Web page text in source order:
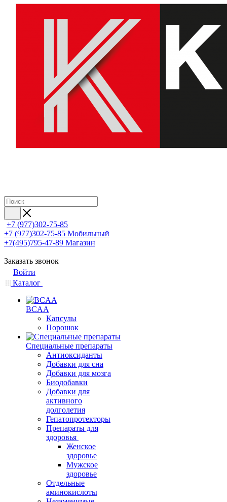
+7 (977)302-75-85
+7 (977)302-75-85 Мобильный
+7(495)795-47-89 Магазин
Заказать звонок
Войти
Каталог
BCAA
Капсулы
Порошок
Cпециальные препараты
Антиоксиданты
Добавки для сна
Добавки для мозга
Биодобавки
Добавки для
активного
долголетия
Гепатопротекторы
Препараты для
здоровья
Женское
здоровье
Мужское
здоровье
Отдельные
аминокислоты